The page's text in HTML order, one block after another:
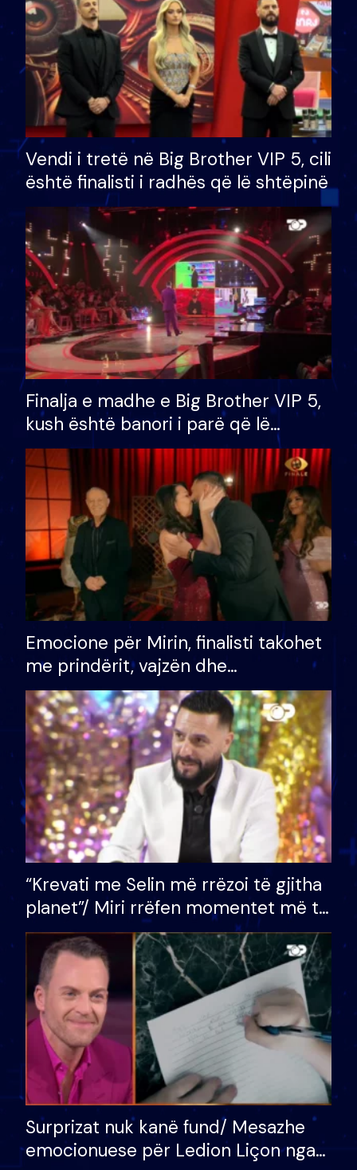
Vendi i tretë në Big Brother VIP 5, cili
është finalisti i radhës që lë shtëpinë
Finalja e madhe e Big Brother VIP 5,
kush është banori i parë që lë
shtëpinë dhe humb mundësinë për
të fituar çmimin e madh
Emocione për Mirin, finalisti takohet
me prindërit, vajzën dhe
bashkëshorten: S’kemi ndonjë letër
divorci apo jo?
“Krevati me Selin më rrëzoi të gjitha
planet”/ Miri rrëfen momentet më të
bukura në shtëpinë e BB VIP: Do më
mungojë zilja e mëngjesit kur…
Surprizat nuk kanë fund/ Mesazhe
emocionuese për Ledion Liçon nga